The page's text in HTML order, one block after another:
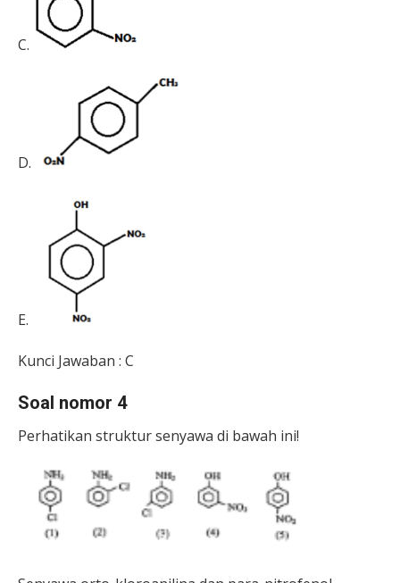
C.
D.
E.
Kunci Jawaban : C
Soal nomor 4
Perhatikan struktur senyawa di bawah ini!